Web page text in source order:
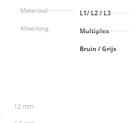
Materiaal
Afwerking
L1/ L2 / L3
Multiplex
Bruin / Grijs
:
12 mm